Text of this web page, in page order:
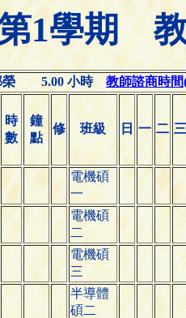
1學期
5.00 小時教師諮商時
時
數
鐘
點
修 班級 日 一 二 三
電機碩
一
電機碩
二
電機碩
三
半導體
碩二